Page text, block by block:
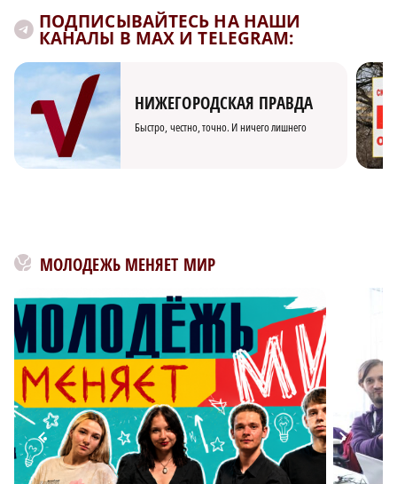
ПОДПИСЫВАЙТЕСЬ НА НАШИ
КАНАЛЫ В MAX И TELEGRAM:
НИЖЕГОРОДСКАЯ ПРАВДА
Быстро, честно, точно. И ничего лишнего
МОЛОДЕЖЬ МЕНЯЕТ МИР